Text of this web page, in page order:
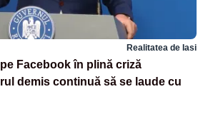
Realitatea de Iasi
pe Facebook în plină criză
demis continuă să se laude cu